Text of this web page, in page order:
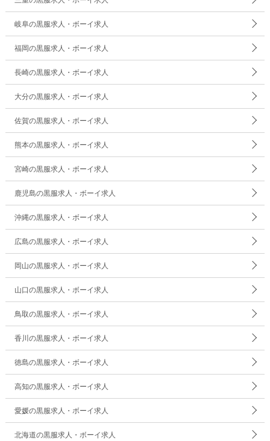
岐阜の黒服求人・ボーイ求人
福岡の黒服求人・ボーイ求人
長崎の黒服求人・ボーイ求人
大分の黒服求人・ボーイ求人
佐賀の黒服求人・ボーイ求人
熊本の黒服求人・ボーイ求人
宮崎の黒服求人・ボーイ求人
鹿児島の黒服求人・ボーイ求人
沖縄の黒服求人・ボーイ求人
広島の黒服求人・ボーイ求人
岡山の黒服求人・ボーイ求人
山口の黒服求人・ボーイ求人
鳥取の黒服求人・ボーイ求人
香川の黒服求人・ボーイ求人
徳島の黒服求人・ボーイ求人
高知の黒服求人・ボーイ求人
愛媛の黒服求人・ボーイ求人
北海道の黒服求人・ボーイ求人